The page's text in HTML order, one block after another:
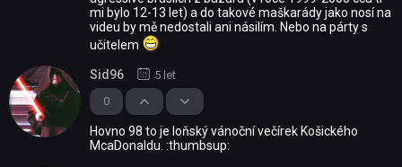
mi bylo 12-13 let) a do takové maškarády jako nosí na
videu by mě nedostali ani násilím. Nebo na párty s
učitelem
0
Sid96 5 let
Hovno 98 to je loňský vánoční večírek Košického
McaDonaldu. :thumbsup: